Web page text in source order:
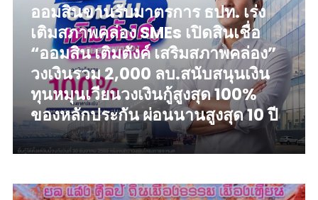
ออมสินขานรับมาตรการ ธปท. เร่ง
เติมสภาพคล่อง SMEs เปิดสินเชื่อ
“ออมสิน เติมตังค์ เสริมสภาพคล่อง”
วงเงินรวม 2,000 ลบ.สนับสนุนเงิน
ทุนหมุนเวียนวงเงินกู้สูงสุด 100%
ของหลักประกัน ผ่อนนานสูงสุด 10 ปี
read more